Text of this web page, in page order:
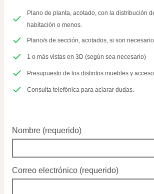
Plano de planta, acotado, con la distribución
habitación o menos.
Plano/s de sección, acotados, si son
1 o más vistas en 3D (según sea necesario)
Presupuesto de los distintos muebles y
Consulta telefónica para aclarar dudas.
Nombre (requerido)
Correo electrónico (requerido)